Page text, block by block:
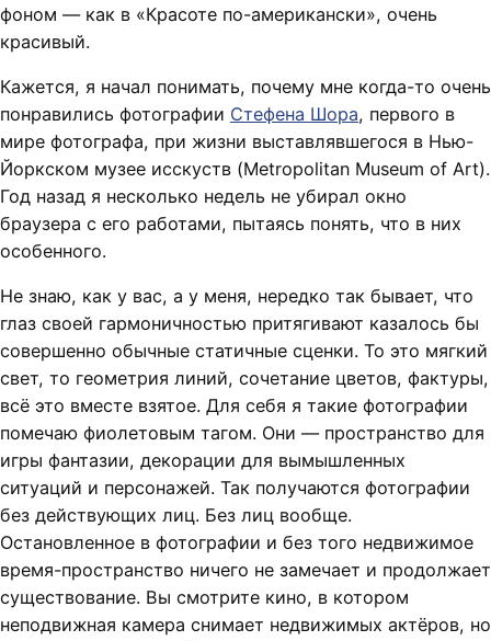
фоном — как в «Красоте по-американски», очень
красивый.
Кажется, я начал понимать, почему мне когда-то очень
понравились фотографии Стефена Шора, первого в
мире фотографа, при жизни выставлявшегося в Нью-
Йоркском музее исскуств (Metropolitan Museum of Art).
Год назад я несколько недель не убирал окно
браузера с его работами, пытаясь понять, что в них
особенного.
Не знаю, как у вас, а у меня, нередко так бывает, что
глаз своей гармоничностью притягивают казалось бы
совершенно обычные статичные сценки. То это мягкий
свет, то геометрия линий, сочетание цветов, фактуры,
всё это вместе взятое. Для себя я такие фотографии
помечаю фиолетовым тагом. Они — пространство для
игры фантазии, декорации для вымышленных
ситуаций и персонажей. Так получаются фотографии
без действующих лиц. Без лиц вообще.
Остановленное в фотографии и без того недвижимое
время-пространство ничего не замечает и продолжает
существование. Вы смотрите кино, в котором
неподвижная камера снимает недвижимых актёров, но